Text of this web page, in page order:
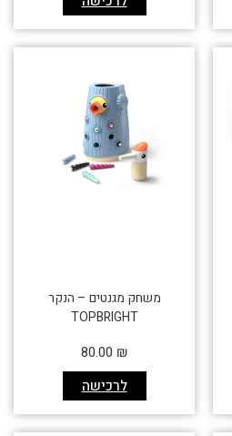
משחק מגנטים – הנקר
TOPBRIGHT
לרכישה
80.00 ₪